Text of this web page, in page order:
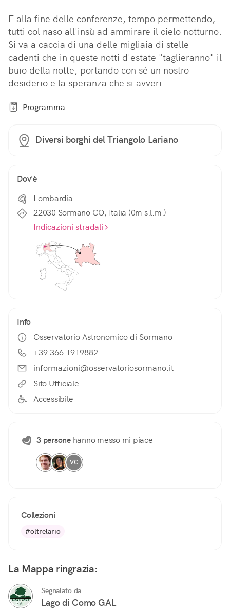
E alla fine delle conferenze, tempo permettendo,
tutti col naso all'insù ad ammirare il cielo notturno.
Si va a caccia di una delle migliaia di stelle
cadenti che in queste notti d'estate "taglieranno" il
buio della notte, portando con sé un nostro
desiderio e la speranza che si avveri.
Programma
Diversi borghi del Triangolo Lariano
Dov'è
Lombardia
22030 Sormano CO, Italia (0m s.l.m.)
Indicazioni stradali
Info
Osservatorio Astronomico di Sormano
+39 366 1919882
informazioni@osservatoriosormano.it
Sito Ufficiale
Accessibile
3 personehanno messo mi piace
VC
Collezioni
#oltrelario
La Mappa ringrazia:
Segnalato da
Lago di Como GAL